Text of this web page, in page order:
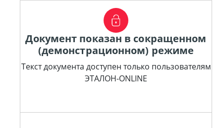
Документ показан в сокращенном
(демонстрационном) режиме
Текст документа доступен только пользователям
ЭТАЛОН-ONLINE